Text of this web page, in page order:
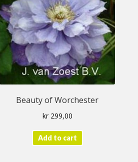
Beauty of Worchester
kr299,00
Add to cart